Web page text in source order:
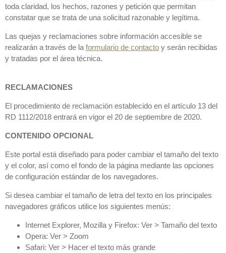
toda claridad, los hechos, razones y petición que permitan
constatar que se trata de una solicitud razonable y legítima.
Las quejas y reclamaciones sobre información accesible se
realizarán a través de la formulario de contacto y serán recibidas
y tratadas por el área técnica.
RECLAMACIONES
El procedimiento de reclamación establecido en el artículo 13 del
RD 1112/2018 entrará en vigor el 20 de septiembre de 2020.
CONTENIDO OPCIONAL
Este portal está diseñado para poder cambiar el tamaño del texto
y el color, así como el fondo de la página mediante las opciones
de configuración estándar de los navegadores.
Si desea cambiar el tamaño de letra del texto en los principales
navegadores gráficos utilice los siguientes menús:
Internet Explorer, Mozilla y Firefox: Ver > Tamaño del texto
Opera: Ver > Zoom
Safari: Ver > Hacer el texto más grande